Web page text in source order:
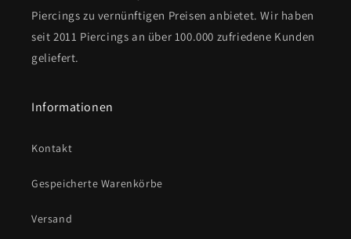
Piercings zu vernünftigen Preisen anbietet. Wir haben
seit 2011 Piercings an über 100.000 zufriedene Kunden
geliefert.
Informationen
Kontakt
Gespeicherte Warenkörbe
Versand